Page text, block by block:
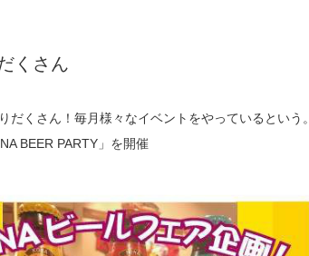
くさん
だくさん！毎月様々なイベントをやっているという。
BEER PARTY」を開催